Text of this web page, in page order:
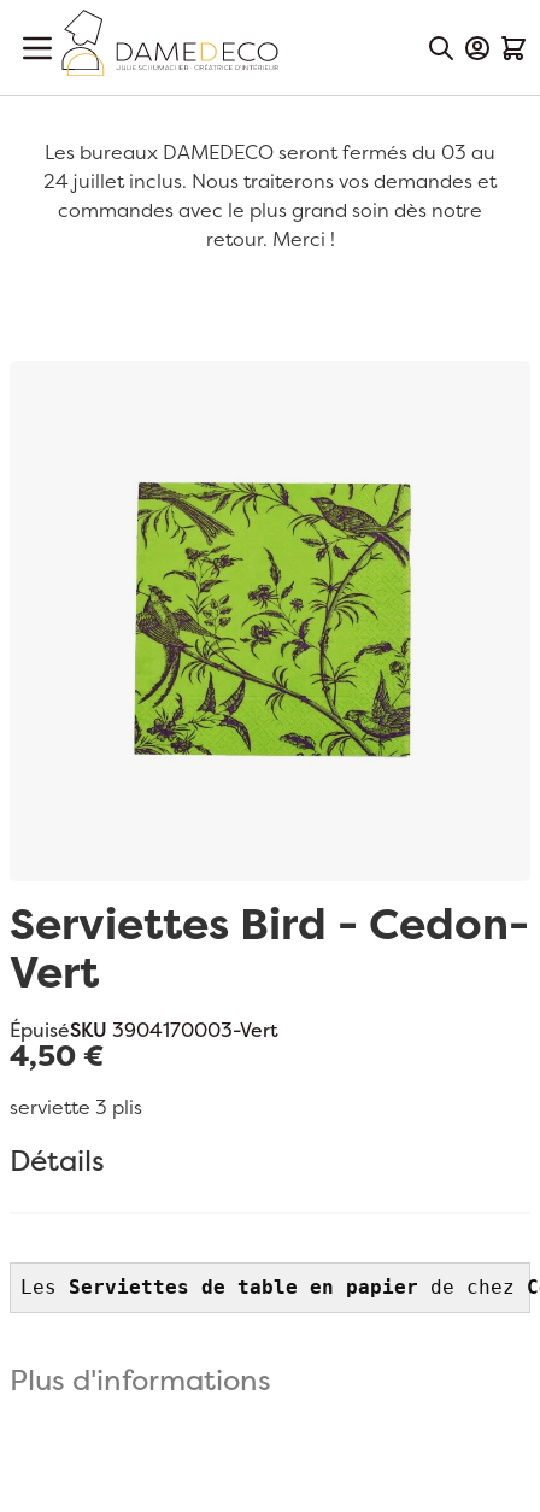
Aller au contenu
Les bureaux DAMEDECO seront fermés du 03 au
24 juillet inclus. Nous traiterons vos demandes et
commandes avec le plus grand soin dès notre
retour. Merci !
Serviettes Bird - Cedon-
Vert
ÉpuiséSKU 3904170003-Vert
4,50 €
serviette 3 plis
Détails
Les Serviettes de table en papier de chez
Plus d'informations